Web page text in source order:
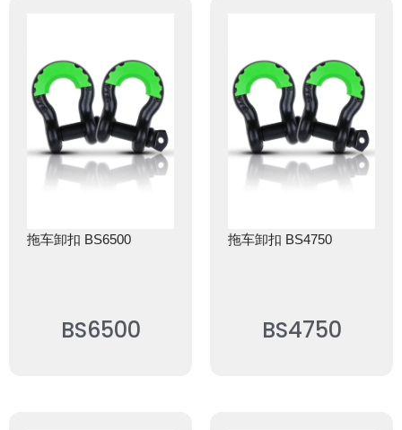
拖车卸扣 BS6500
BS6500
拖车卸扣 BS4750
BS4750